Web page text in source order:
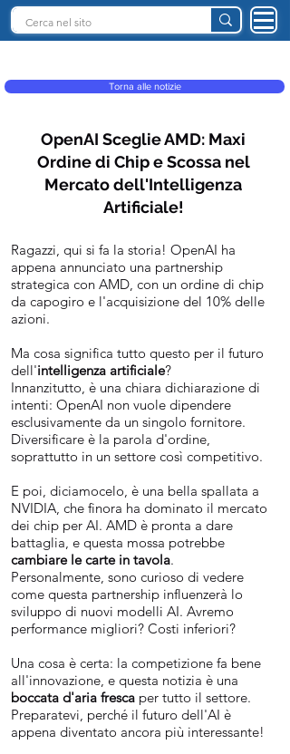
Torna alle notizie
OpenAI Sceglie AMD: Maxi
Ordine di Chip e Scossa nel
Mercato dell'Intelligenza
Artificiale!
Ragazzi, qui si fa la storia! OpenAI ha
appena annunciato una partnership
strategica con AMD, con un ordine di chip
da capogiro e l'acquisizione del 10% delle
azioni.
Ma cosa significa tutto questo per il futuro
dell'intelligenza artificiale?
Innanzitutto, è una chiara dichiarazione di
intenti: OpenAI non vuole dipendere
esclusivamente da un singolo fornitore.
Diversificare è la parola d'ordine,
soprattutto in un settore così competitivo.
E poi, diciamocelo, è una bella spallata a
NVIDIA, che finora ha dominato il mercato
dei chip per AI. AMD è pronta a dare
battaglia, e questa mossa potrebbe
cambiare le carte in tavola.
Personalmente, sono curioso di vedere
come questa partnership influenzerà lo
sviluppo di nuovi modelli AI. Avremo
performance migliori? Costi inferiori?
Una cosa è certa: la competizione fa bene
all'innovazione, e questa notizia è una
boccata d'aria fresca per tutto il settore.
Preparatevi, perché il futuro dell'AI è
appena diventato ancora più interessante!